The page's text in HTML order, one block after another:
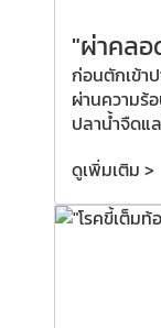
"ผ่าคลอ
ก่อนตักเข้า
ผ่านความร้
ปลาน้ำจืดแ
ดูเพิ่มเติม >